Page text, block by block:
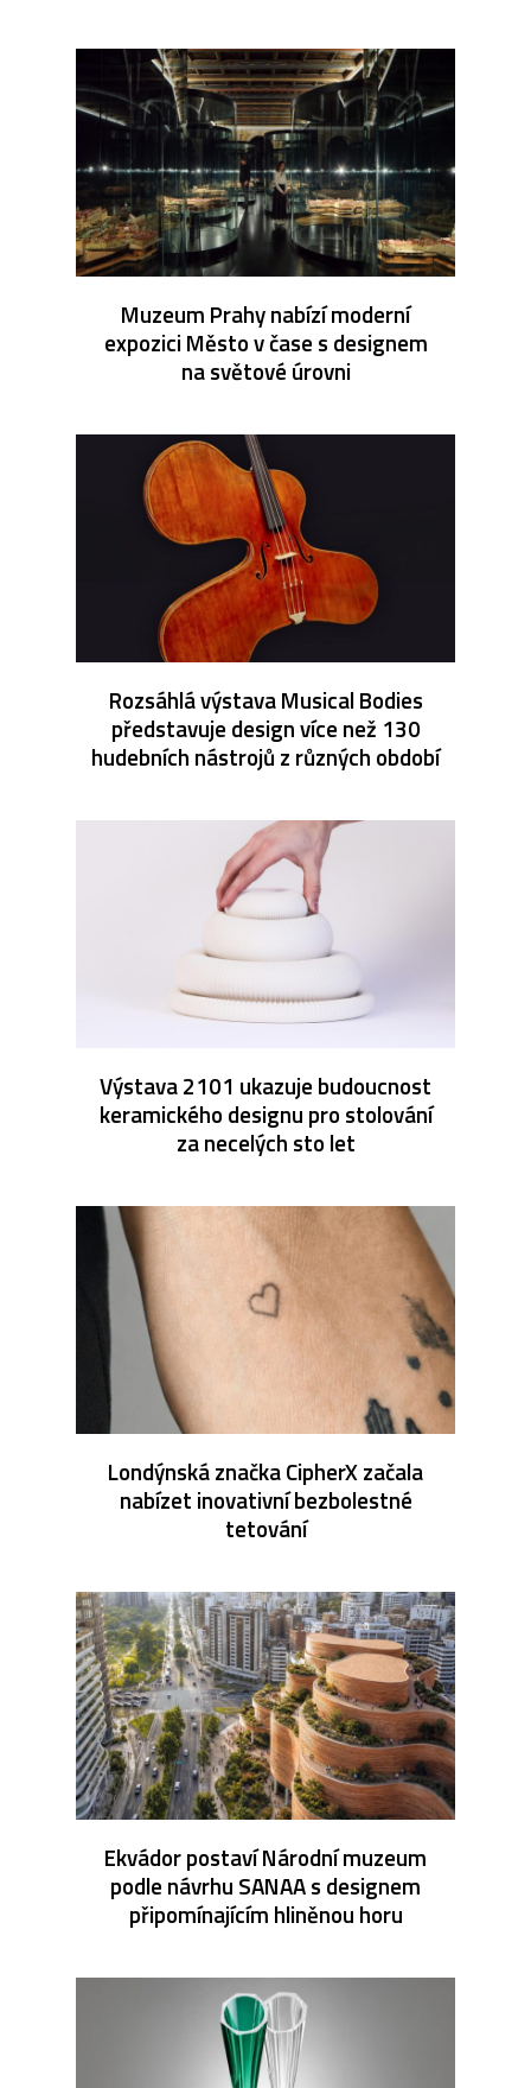
Muzeum Prahy nabízí moderní
expozici Město v čase s designem
na světové úrovni
Rozsáhlá výstava Musical Bodies
představuje design více než 130
hudebních nástrojů z různých období
Výstava 2101 ukazuje budoucnost
keramického designu pro stolování
za necelých sto let
Londýnská značka CipherX začala
nabízet inovativní bezbolestné
tetování
Ekvádor postaví Národní muzeum
podle návrhu SANAA s designem
připomínajícím hliněnou horu